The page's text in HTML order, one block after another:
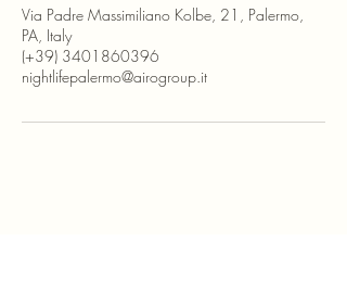
Via Padre Massimiliano Kolbe, 21, Palermo,
PA, Italy
(+39) 3401860396
nightlifepalermo@airogroup.it